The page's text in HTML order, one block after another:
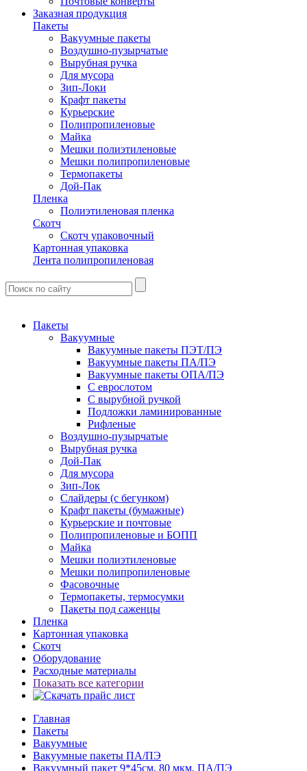
Заказная продукция
Пакеты
Вакуумные пакеты
Воздушно-пузырчатые
Вырубная ручка
Для мусора
Зип-Локи
Крафт пакеты
Курьерские
Полипропиленовые
Майка
Мешки полиэтиленовые
Мешки полипропиленовые
Термопакеты
Дой-Пак
Пленка
Полиэтиленовая пленка
Скотч
Скотч упаковочный
Картонная упаковка
Лента полипропиленовая
Пакеты
Вакуумные
Вакуумные пакеты ПЭТ/ПЭ
Вакуумные пакеты ПА/ПЭ
Вакуумные пакеты ОПА/ПЭ
С еврослотом
С вырубной ручкой
Подложки ламинированные
Рифленые
Воздушно-пузырчатые
Вырубная ручка
Дой-Пак
Для мусора
Зип-Лок
Слайдеры (с бегунком)
Крафт пакеты (бумажные)
Курьерские и почтовые
Полипропиленовые и БОПП
Майка
Мешки полиэтиленовые
Мешки полипропиленовые
Фасовочные
Термопакеты, термосумки
Пакеты под саженцы
Пленка
Картонная упаковка
Скотч
Оборудование
Расходные материалы
Показать все категории
Главная
Пакеты
Вакуумные
Вакуумные пакеты ПА/ПЭ
Вакуумный пакет 9*45см, 80 мкм, ПА/ПЭ